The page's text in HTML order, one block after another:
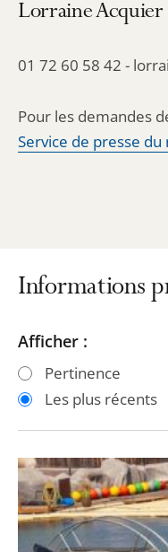
Lorraine Acquier
01 72 60 58 42 -
Pour les demandes
Service de presse
Informations
Passer
les
filtres
après
Passer
les
filtres
avant
Afficher :
Pertinence
Les plus récents
Cétacés
en
captivité